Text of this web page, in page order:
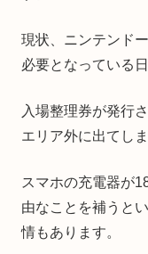
現状、ニンテンド
必要となっている
入場整理券が発行
エリア外に出てし
スマホの充電器が
由なことを補うと
情もあります。